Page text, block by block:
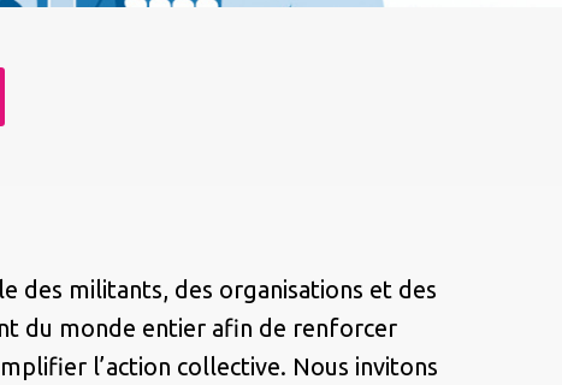
des militants, des organisations et des
du monde entier afin de renforcer
l’action collective. Nous invitons